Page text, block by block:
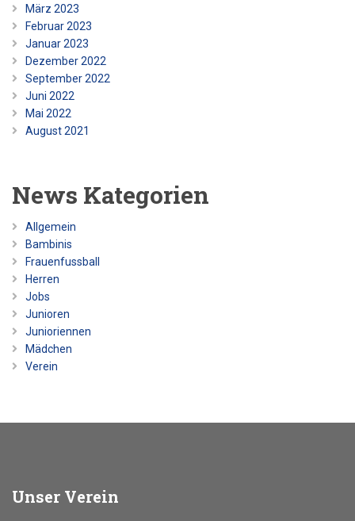
März 2023
Februar 2023
Januar 2023
Dezember 2022
September 2022
Juni 2022
Mai 2022
August 2021
News Kategorien
Allgemein
Bambinis
Frauenfussball
Herren
Jobs
Junioren
Junioriennen
Mädchen
Verein
Unser Verein